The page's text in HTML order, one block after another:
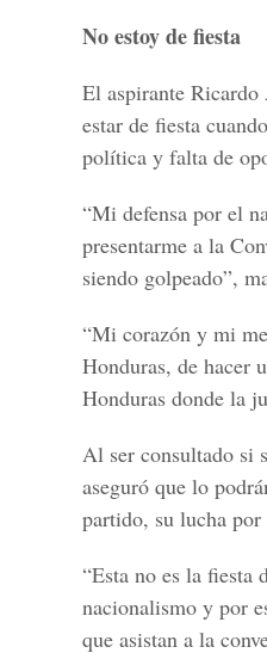
No estoy de fiesta
El aspirante Ricardo
estar de fiesta
política y falta de
“Mi defensa por el
presentarme a la
siendo golpeado”,
“Mi corazón y mi
Honduras, de hacer
Honduras donde la
Al ser consultado si
aseguró que lo
partido, su lucha
“Esta no es la
nacionalismo y por
que asistan a la